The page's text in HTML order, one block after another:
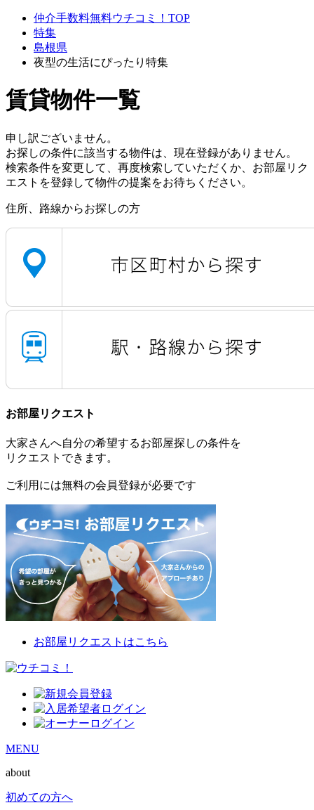
仲介手数料無料ウチコミ！TOP
特集
島根県
夜型の生活にぴったり特集
賃貸物件一覧
申し訳ございません。
お探しの条件に該当する物件は、現在登録がありません。
検索条件を変更して、再度検索していただくか、お部屋リク
エストを登録して物件の提案をお待ちください。
住所、路線からお探しの方
お部屋リクエスト
大家さんへ自分の希望するお部屋探しの条件を
リクエストできます。
ご利用には無料の会員登録が必要です
お部屋リクエストはこちら
MENU
about
初めての方へ